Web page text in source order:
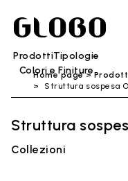
ProdottiTipologie
Colori e Finiture
Home page
Struttura sospesa
Struttura
Collezioni